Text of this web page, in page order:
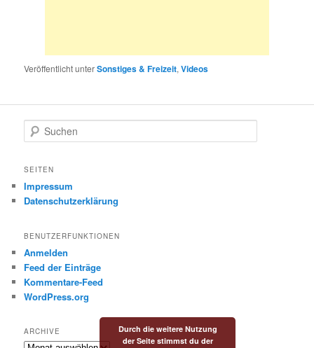
Veröffentlicht unterSonstiges & Freizeit,Videos
u
h
n
SEITEN
Impressum
Datenschutzerklärung
BENUTZERFUNKTIONEN
Anmelden
Feed der Einträge
Kommentare-Feed
WordPress.org
ARCHIVE
Durch die weitere Nutzung
der Seite stimmst du der